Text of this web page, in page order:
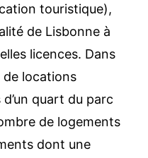
touristique),
de Lisbonne à
licences. Dans
locations
quart du parc
de logements
dont une